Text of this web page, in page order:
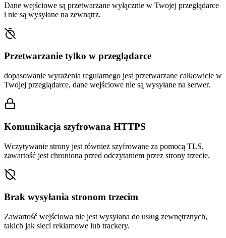
Dane wejściowe są przetwarzane wyłącznie w Twojej przeglądarce
i nie są wysyłane na zewnątrz.
Przetwarzanie tylko w przeglądarce
dopasowanie wyrażenia regularnego jest przetwarzane całkowicie w
Twojej przeglądarce, dane wejściowe nie są wysyłane na serwer.
Komunikacja szyfrowana HTTPS
Wczytywanie strony jest również szyfrowane za pomocą TLS,
zawartość jest chroniona przed odczytaniem przez strony trzecie.
Brak wysyłania stronom trzecim
Zawartość wejściowa nie jest wysyłana do usług zewnętrznych,
takich jak sieci reklamowe lub trackery.